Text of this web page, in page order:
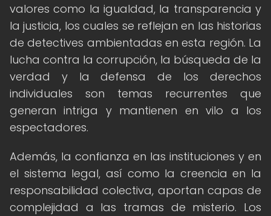
valores como la igualdad, la transparencia y
la justicia, los cuales se reflejan en las historias
de detectives ambientadas en esta región. La
lucha contra la corrupción, la búsqueda de la
verdad y la defensa de los derechos
individuales son temas recurrentes que
generan intriga y mantienen en vilo a los
espectadores.
Además, la confianza en las instituciones y en
el sistema legal, así como la creencia en la
responsabilidad colectiva, aportan capas de
complejidad a las tramas de misterio. Los